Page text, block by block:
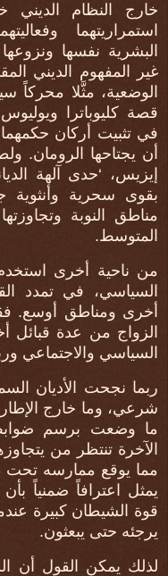
خارج النظام الديني
استمراريتهما
البشرية نفسها
غير المفهوم الديني
الوضعية، مثَّلا محركاً
قصة كليوباترا
في تثبيت أركان
أن يجتاحها الرومان.
إيزيس، ‘حدى آلهة
بقوى سحرية وأنثوية
مناطق النوبة
المتوسط.
من ناحية أخرى
السياسي، في تمدد
أخرى ومناطق أوسع.
الزواج من عدة قبائل
السياسي والاجتماعي
ربما نجحت الأديان
شرعي، وما خارج
ما وضعت برسم
الآخرة تنتظر من
مما يوقع ممارسه تحت
يمثل اعترافاً ضمنياً
قوة الشيطان كبيرة
يرجئه حتى يبعثون.
لذلك يمكن القول أن